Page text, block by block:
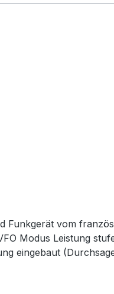
Funkgerät vom
eingebaut